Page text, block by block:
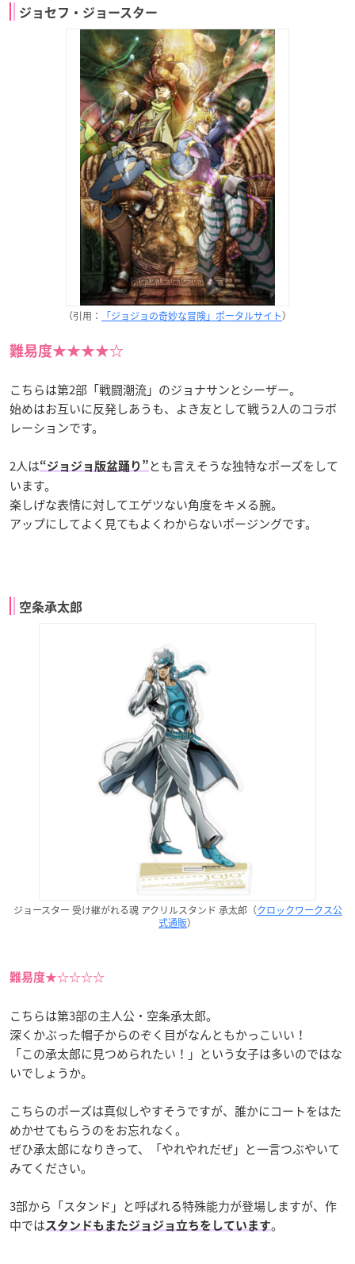
ジョセフ・ジョースター
（引用： 「ジョジョの奇妙な冒険」ポータルサイト）
難易度★★★★☆
こちらは第2部「戦闘潮流」のジョナサンとシーザー。
始めはお互いに反発しあうも、よき友として戦う2人のコラボ
レーションです。
2人は“ジョジョ版盆踊り” とも言えそうな独特なポーズをして
います。
楽しげな表情に対してエゲツない角度をキメる腕。
アップにしてよく見てもよくわからないポージングです。
空条承太郎
ジョースター 受け継がれる魂 アクリルスタンド 承太郎（クロックワークス公
式通販）
難易度★☆☆☆☆
こちらは第3部の主人公・空条承太郎。
深くかぶった帽子からのぞく目がなんともかっこいい！
「この承太郎に見つめられたい！」という女子は多いのではな
いでしょうか。
こちらのポーズは真似しやすそうですが、誰かにコートをはた
めかせてもらうのをお忘れなく。
ぜひ承太郎になりきって、「やれやれだぜ」と一言つぶやいて
みてください。
3部から「スタンド」と呼ばれる特殊能力が登場しますが、作
中では スタンドもまたジョジョ立ちをしています。